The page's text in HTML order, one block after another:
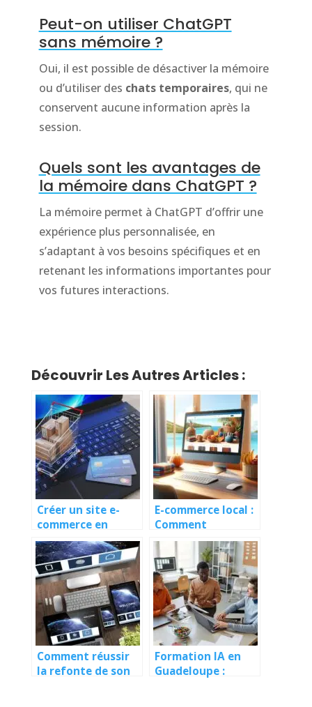
Peut-on utiliser ChatGPT
sans mémoire ?
Oui, il est possible de désactiver la mémoire
ou d’utiliser des chats temporaires, qui ne
conservent aucune information après la
session.
Quels sont les avantages de
la mémoire dans ChatGPT ?
La mémoire permet à ChatGPT d’offrir une
expérience plus personnalisée, en
s’adaptant à vos besoins spécifiques et en
retenant les informations importantes pour
vos futures interactions.
Découvrir Les Autres Articles :
Créer un site e-
commerce en
Guadeloupe : Guide
complet
E-commerce local :
Comment
conquérir le
marché
guadeloupéen en
ligne.
Comment réussir
la refonte de son
Formation IA en
Guadeloupe :